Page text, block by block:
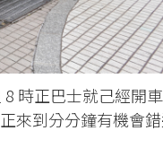
時正巴士就己經開車
來到分分鐘有機會